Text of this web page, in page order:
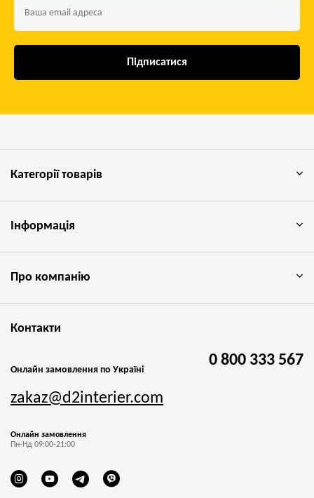
Підписатися
Категорії товарів
Інформація
Про компанію
Контакти
Онлайн замовлення по Україні
0 800 333 567
zakaz@d2interier.com
Онлайн замовлення
Пн-Нд 09:00-21:00